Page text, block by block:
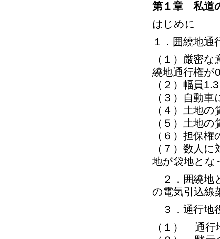
第１章 私道
はじめに
１．囲繞地通
（１）厳密
繞地通行権が
（２）幅員
（３）自動
（４）土地
（５）土地
（６）担保
（７）数人
地が袋地とな
２．囲繞地
の電気引込線
３．通行地
（１） 通行